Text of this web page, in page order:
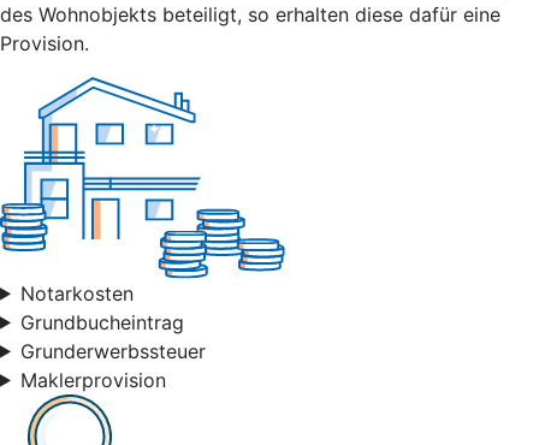
des Wohnobjekts beteiligt, so erhalten diese dafür eine
Provision.
Notarkosten
Grundbucheintrag
Grunderwerbssteuer
Maklerprovision